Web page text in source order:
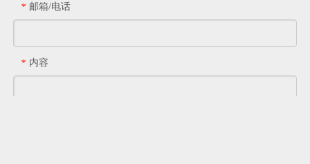
* 邮箱/电话
* 内容